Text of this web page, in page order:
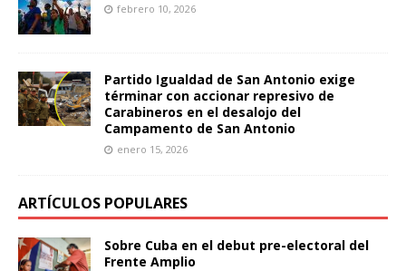
febrero 10, 2026
Partido Igualdad de San Antonio exige
términar con accionar represivo de
Carabineros en el desalojo del
Campamento de San Antonio
enero 15, 2026
ARTÍCULOS POPULARES
Sobre Cuba en el debut pre-electoral del
Frente Amplio